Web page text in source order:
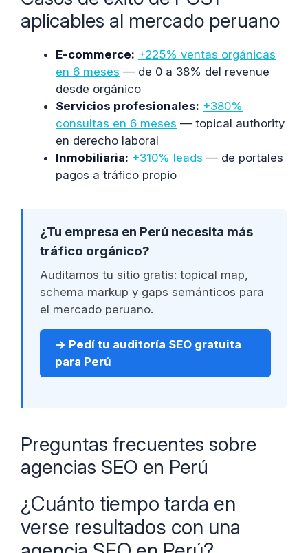
aplicables al mercado peruano
E-commerce: +225% ventas orgánicas
en 6 meses — de 0 a 38% del revenue
desde orgánico
Servicios profesionales: +380%
consultas en 6 meses — topical authority
en derecho laboral
Inmobiliaria: +310% leads — de portales
pagos a tráfico propio
¿Tu empresa en Perú necesita más
tráfico orgánico?
Auditamos tu sitio gratis: topical map,
schema markup y gaps semánticos para
el mercado peruano.
→ Pedí tu auditoría SEO gratuita
para Perú
Preguntas frecuentes sobre
agencias SEO en Perú
¿Cuánto tiempo tarda en
verse resultados con una